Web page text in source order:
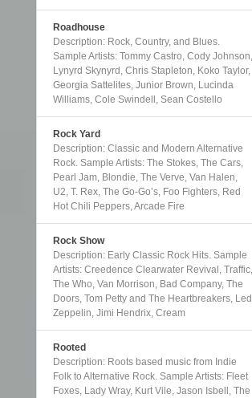
Roadhouse
Description: Rock, Country, and Blues.
Sample Artists: Tommy Castro, Cody Johnson,
Lynyrd Skynyrd, Chris Stapleton, Koko Taylor,
Georgia Sattelites, Junior Brown, Lucinda
Williams, Cole Swindell, Sean Costello
Rock Yard
Description: Classic and Modern Alternative
Rock. Sample Artists: The Stokes, The Cars,
Pearl Jam, Blondie, The Verve, Van Halen,
U2, T. Rex, The Go-Go’s, Foo Fighters, Red
Hot Chili Peppers, Arcade Fire
Rock Show
Description: Early Classic Rock Hits. Sample
Artists: Creedence Clearwater Revival, Traffic,
The Who, Van Morrison, Bad Company, The
Doors, Tom Petty and The Heartbreakers, Led
Zeppelin, Jimi Hendrix, Cream
Rooted
Description: Roots based music from Indie
Folk to Alternative Rock. Sample Artists: Fleet
Foxes, Lady Wray, Kurt Vile, Jason Isbell, The